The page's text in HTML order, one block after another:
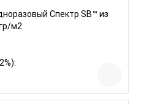
Спектр SB™ из
м2